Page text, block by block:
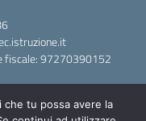
fiscale: 97270390152
che tu possa avere la